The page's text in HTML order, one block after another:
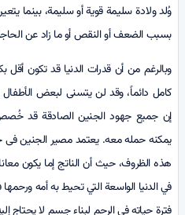
وُلد ولادة سليمة قوية أو سليمة، بینما
بسبب الضعف أو النقص أو ما زاد عن
وبالرغم من أن قدرات الدنيا قد تكون أقل
كامل دائماً، وقد لن يتسنى لبعض الأطفال
إن جميع جهود الجنين الصادقة قد
يمكنه حمله معه. يعتمد مصير الجنين فی
هذه الظروف، حيث أن الناتج إما يكون
في الدنيا الواسعة التي تحيط به أمه
فترة حياته في الرحم لبناء جسم لا يحتاج